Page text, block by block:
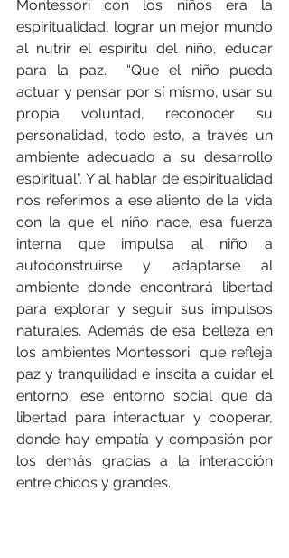
Montessori con los niños era la
espiritualidad, lograr un mejor mundo
al nutrir el espíritu del niño, educar
para la paz.  “Que el niño pueda
actuar y pensar por sí mismo, usar su
propia voluntad, reconocer su
personalidad, todo esto, a través un
ambiente adecuado a su desarrollo
espiritual". Y al hablar de espiritualidad
nos referimos a ese aliento de la vida
con la que el niño nace, esa fuerza
interna que impulsa al niño a
autoconstruirse y adaptarse al
ambiente donde encontrará libertad
para explorar y seguir sus impulsos
naturales. Además de esa belleza en
los ambientes Montessori  que refleja
paz y tranquilidad e inscita a cuidar el
entorno, ese entorno social que da
libertad para interactuar y cooperar,
donde hay empatía y compasión por
los demás gracias a la interacción
entre chicos y grandes.